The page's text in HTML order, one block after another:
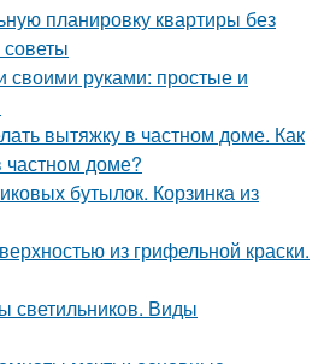
планировку квартиры без
своими руками: простые и
вытяжку в частном доме. Как
частном доме?
бутылок. Корзинка из
из грифельной краски.
светильников. Виды